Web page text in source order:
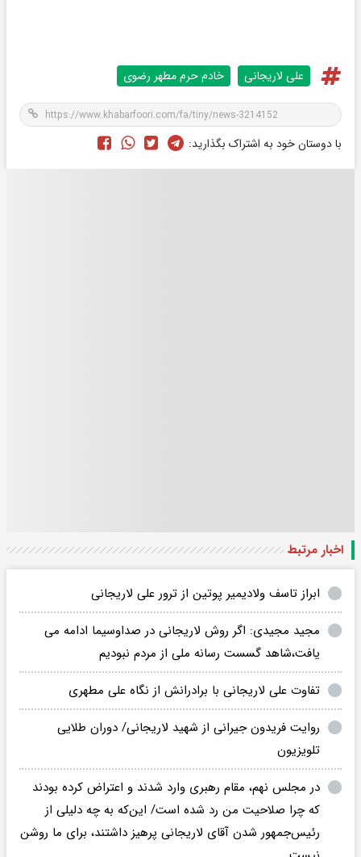
علی لاریجانی خادم حرم مطهر رضوی
با دوستان خود به اشتراک بگذارید:
اخبار مرتبط
ابراز تاسف ولادیمیر پوتین از ترور علی لاریجانی
مجید مجیدی: اگر روش لاریجانی در صداوسیما ادامه می
یافت،شاهد گسست رسانه ملی از مردم نبودیم
تفاوت علی لاریجانی با برادرانش از نگاه علی مطهری
روایت فریدون جیرانی از شهید لاریجانی/ دوران طلایی
تلویزیون
در مجلس نهم، مقام رهبری وارد شدند و اعتراض کرده بودند
که چرا صلاحیت من رد شده است/ این‌که به چه دلیلی از
رئیس‌جمهور شدن آقای لاریجانی پرهیز داشتند، برای ما روشن